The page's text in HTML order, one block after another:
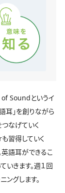
Soundというイ
耳」を創りながら
なげていく
習得していく
語耳ができるこ
いきます。週１回
ングします。